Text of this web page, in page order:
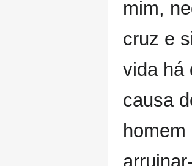
mim,
cruz e
vida há
causa